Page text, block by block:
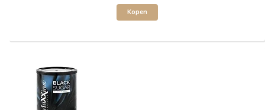
Kopen